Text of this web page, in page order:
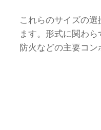
これらのサイズの
ます。形式に関わ
防火などの主要コン